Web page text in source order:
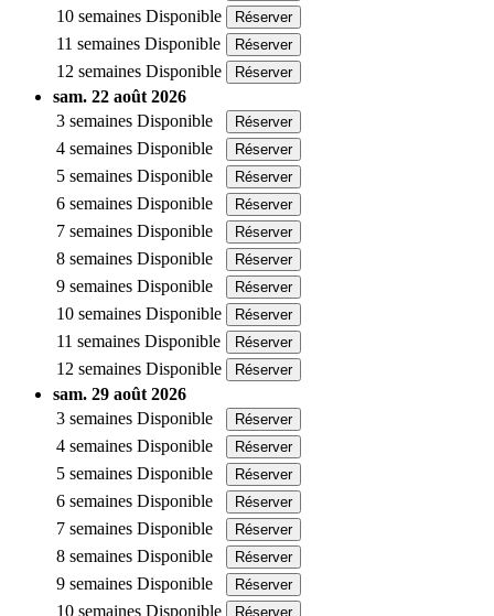
10 semaines Disponible Réserver
11 semaines Disponible Réserver
12 semaines Disponible Réserver
sam. 22 août 2026
3 semaines Disponible Réserver
4 semaines Disponible Réserver
5 semaines Disponible Réserver
6 semaines Disponible Réserver
7 semaines Disponible Réserver
8 semaines Disponible Réserver
9 semaines Disponible Réserver
10 semaines Disponible Réserver
11 semaines Disponible Réserver
12 semaines Disponible Réserver
sam. 29 août 2026
3 semaines Disponible Réserver
4 semaines Disponible Réserver
5 semaines Disponible Réserver
6 semaines Disponible Réserver
7 semaines Disponible Réserver
8 semaines Disponible Réserver
9 semaines Disponible Réserver
10 semaines Disponible Réserver